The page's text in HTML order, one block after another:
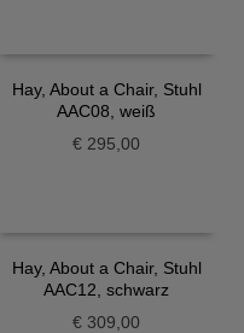
Hay, About a Chair, Stuhl
AAC08, weiß
€ 295,00
Hay, About a Chair, Stuhl
AAC12, schwarz
€ 309,00